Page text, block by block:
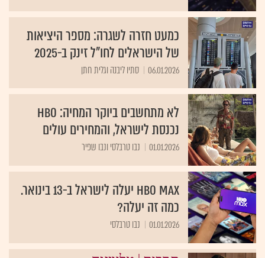
כמעט חזרה לשגרה: מספר היציאות
של הישראלים לחו"ל זינק ב-2025
06.01.2026 סתיו ליבנה וגלית חתן
לא מתחשבים ביוקר המחיה: HBO
נכנסת לישראל, והמחירים עולים
01.01.2026 נבו טרבלסי ונבו שפיר
HBO Max יעלה לישראל ב-13 בינואר.
כמה זה יעלה?
01.01.2026 נבו טרבלסי